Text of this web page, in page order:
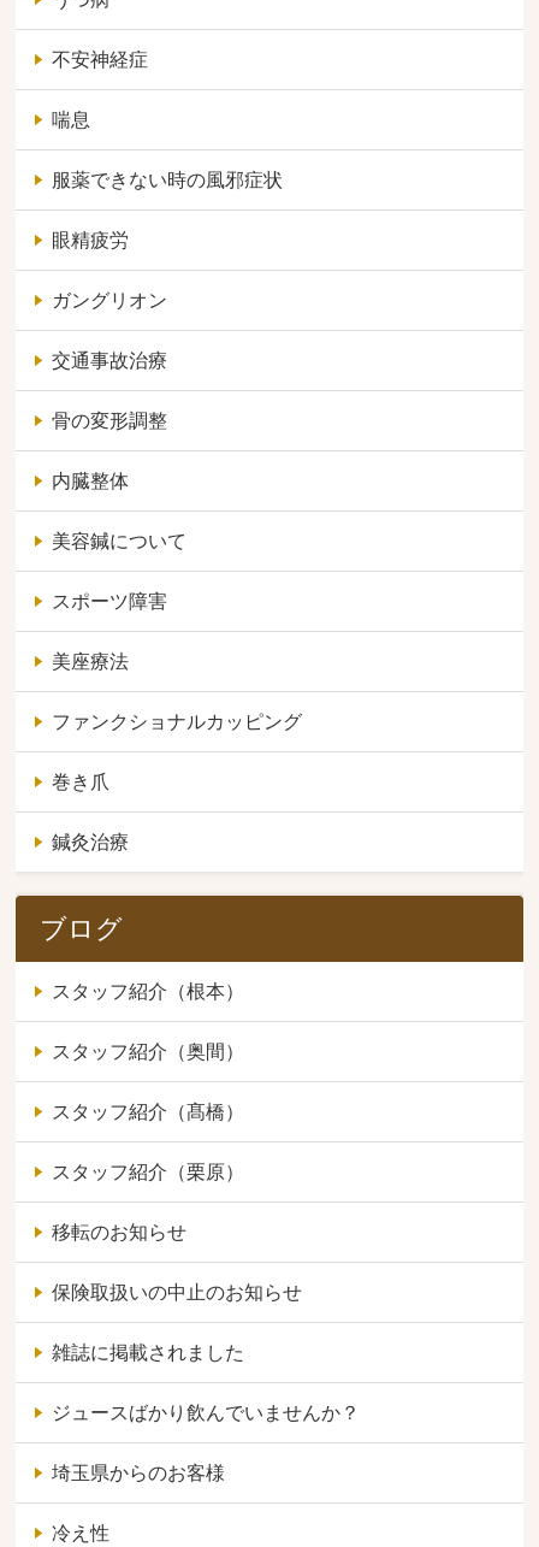
不安神経症
喘息
服薬できない時の風邪症状
眼精疲労
ガングリオン
交通事故治療
骨の変形調整
内臓整体
美容鍼について
スポーツ障害
美座療法
ファンクショナルカッピング
巻き爪
鍼灸治療
ブログ
スタッフ紹介（根本）
スタッフ紹介（奥間）
スタッフ紹介（髙橋）
スタッフ紹介（栗原）
移転のお知らせ
保険取扱いの中止のお知らせ
雑誌に掲載されました
ジュースばかり飲んでいませんか？
埼玉県からのお客様
冷え性